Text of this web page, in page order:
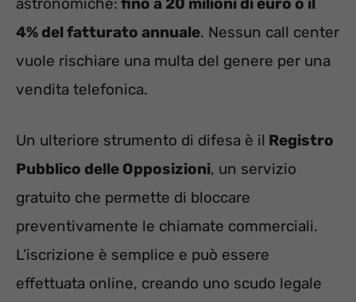
4% del fatturato annuale. Nessun call center
vuole rischiare una multa del genere per una
vendita telefonica.
Un ulteriore strumento di difesa è il Registro
Pubblico delle Opposizioni, un servizio
gratuito che permette di bloccare
preventivamente le chiamate commerciali.
L’iscrizione è semplice e può essere
effettuata online, creando uno scudo legale